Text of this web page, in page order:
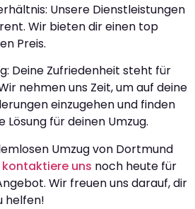
Unsere Dienstleistungen
Wir bieten dir einen top
Preis.
Deine Zufriedenheit steht für
nehmen uns Zeit, um auf deine
einzugehen und finden
für deinen Umzug.
Umzug von Dortmund
kontaktiere uns noch heute für
Wir freuen uns darauf, dir
helfen!